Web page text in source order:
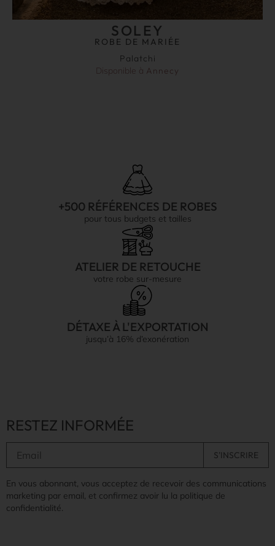
SOLEY
ROBE DE MARIÉE
Palatchi
Disponible à Annecy
+500 RÉFÉRENCES DE ROBES
pour tous budgets et tailles
ATELIER DE RETOUCHE
votre robe sur-mesure
DÉTAXE À L'EXPORTATION
jusqu’à 16% d’exonération
RESTEZ INFORMÉE
En vous abonnant, vous acceptez de recevoir des communications
marketing par email, et confirmez avoir lu la politique de
confidentialité.